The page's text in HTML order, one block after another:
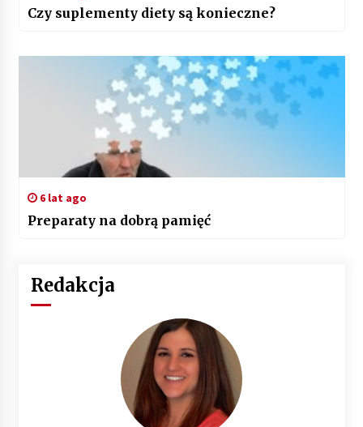
Czy suplementy diety są konieczne?
6 lat ago
Preparaty na dobrą pamięć
Redakcja